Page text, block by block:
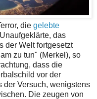
die gelebte
das
der Welt fortgesetzt
zu tun" (Merkel), so
dass die
vor der
der Versuch, wenigstens
Die zeugen von